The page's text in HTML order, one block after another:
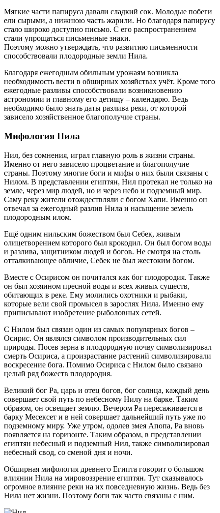
Мягкие части папируса давали сладкий сок. Молодые побеги
ели сырыми, а нижнюю часть жарили. Но благодаря папирусу
стало широко доступно письмо. С его распространением
стали упрощаться письменные знаки.
Поэтому можно утверждать, что развитию письменности
способствовали плодородные земли Нила.
Благодаря ежегодным обильным урожаям возникла
необходимость вести в обширных хозяйствах учёт. Кроме того
ежегодные разливы способствовали возникновению
астрономии и главному его детищу – календарю. Ведь
необходимо было знать даты разлива реки, от которой
зависело хозяйственное благополучие страны.
Мифология Нила
Нил, без сомнения, играл главную роль в жизни страны.
Именно от него зависело процветание и благополучие
страны. Поэтому многие боги и мифы о них были связаны с
Нилом. В представлении египтян, Нил протекал не только на
земле, через мир людей, но и через небо и подземный мир.
Саму реку жители отождествляли с богом Хапи. Именно он
отвечал за ежегодный разлив Нила и насыщение земель
плодородным илом.
Ещё одним нильским божеством был Себек, живым
олицетворением которого был крокодил. Он был богом воды
и разлива, защитником людей и богов. Не смотря на столь
отталкивающее обличие, Себек не был жестоким богом.
Вместе с Осирисом он почитался как бог плодородия. Также
он был хозяином пресной воды и всех живых существ,
обитающих в реке. Ему молились охотники и рыбаки,
которые вели свой промысел в зарослях Нила. Именно ему
приписывают изобретение рыболовных сетей.
С Нилом был связан один из самых популярных богов –
Осирис. Он являлся символом производительных сил
природы. Посев зерна в плодородную почву символизировал
смерть Осириса, а произрастание растений символизировали
воскресение бога. Помимо Осириса с Нилом было связано
целый ряд божеств плодородия.
Великий бог Ра, царь и отец богов, бог солнца, каждый день
совершает свой путь по небесному Нилу на барке. Таким
образом, он освещает землю. Вечером Ра пересаживается в
барку Месексет и в ней совершает дальнейший путь уже по
подземному миру. Уже утром, одолев змея Апопа, Ра вновь
появляется на горизонте. Таким образом, в представлении
египтян небесный и подземный Нил, также символизировал
небесный свод, со сменой дня и ночи.
Обширная мифология древнего Египта говорит о большом
влиянии Нила на мировоззрение египтян. Тут сказывалось
огромное влияние реки на их повседневную жизнь. Ведь без
Нила нет жизни. Поэтому боги так часто связаны с ним.